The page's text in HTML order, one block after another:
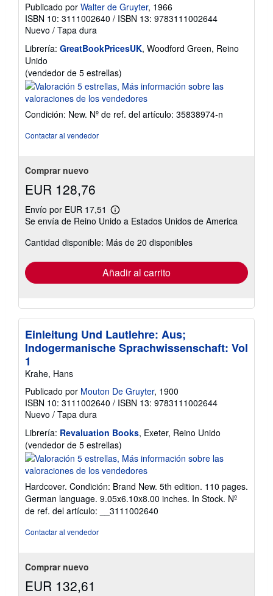
Publicado por Walter de Gruyter, 1966
ISBN 10: 3111002640 / ISBN 13: 9783111002644
Nuevo / Tapa dura
Librería: GreatBookPricesUK, Woodford Green, Reino
Unido
(vendedor de 5 estrellas)
del
vendedor:
5
de
Condición: New. Nº de ref. del artículo: 35838974-n
Contactar al vendedor
Comprar nuevo
EUR 128,76
Envío por EUR 17,51
Más
información
las
envío
Se envía de Reino Unido a Estados Unidos de America
Cantidad disponible: Más de 20 disponibles
Añadir al carrito
Einleitung Und Lautlehre: Aus;
Indogermanische Sprachwissenschaft: Vol
1
Krahe, Hans
Publicado por Mouton De Gruyter, 1900
ISBN 10: 3111002640 / ISBN 13: 9783111002644
Nuevo / Tapa dura
Librería: Revaluation Books, Exeter, Reino Unido
(vendedor de 5 estrellas)
del
vendedor:
de
5
estrellas
Hardcover. Condición: Brand New. 5th edition. 110 pages.
German language. 9.05x6.10x8.00 inches. In Stock. Nº
de ref. del artículo: __3111002640
Contactar al vendedor
Comprar nuevo
EUR 132,61